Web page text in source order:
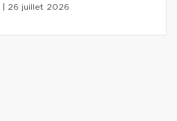
26 juillet 2026